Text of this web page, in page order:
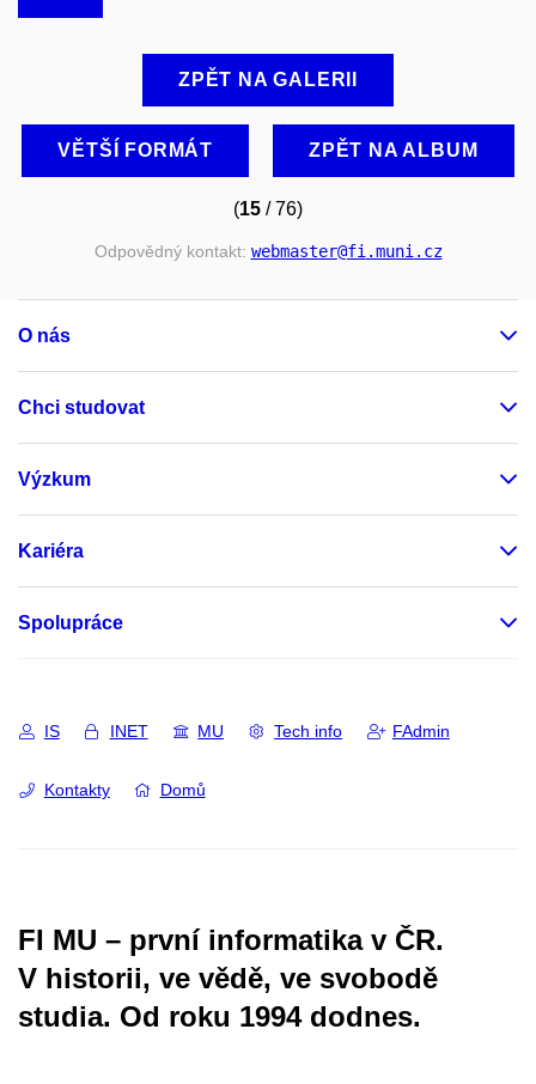
ZPĚT NA GALERII
VĚTŠÍ FORMÁT ZPĚT NA ALBUM
(15 / 76)
Odpovědný kontakt: webmaster@fi.muni.cz
O nás
Chci studovat
Výzkum
Kariéra
Spolupráce
IS INET MU Tech info FAdmin
Kontakty Domů
FI MU – první informatika v ČR.
V historii, ve vědě, ve svobodě
studia. Od roku 1994 dodnes.